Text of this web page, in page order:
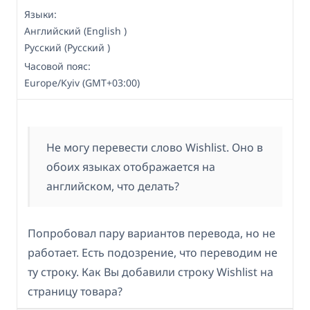
Языки:
Английский (English )
Русский (Русский )
Часовой пояс:
Europe/Kyiv (GMT+03:00)
Не могу перевести слово Wishlist. Оно в
обоих языках отображается на
английском, что делать?
Попробовал пару вариантов перевода, но не
работает. Есть подозрение, что переводим не
ту строку. Как Вы добавили строку Wishlist на
страницу товара?